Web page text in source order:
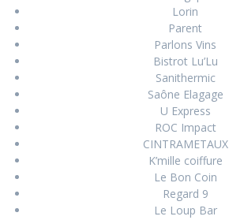
Lorin
Parent
Parlons Vins
Bistrot Lu’Lu
Sanithermic
Saône Elagage
U Express
ROC Impact
CINTRAMETAUX
K’mille coiffure
Le Bon Coin
Regard 9
Le Loup Bar